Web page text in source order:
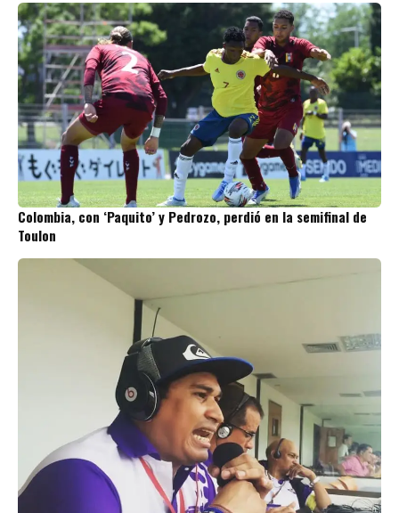
Colombia, con ‘Paquito’ y Pedrozo, perdió en la semifinal de
Toulon